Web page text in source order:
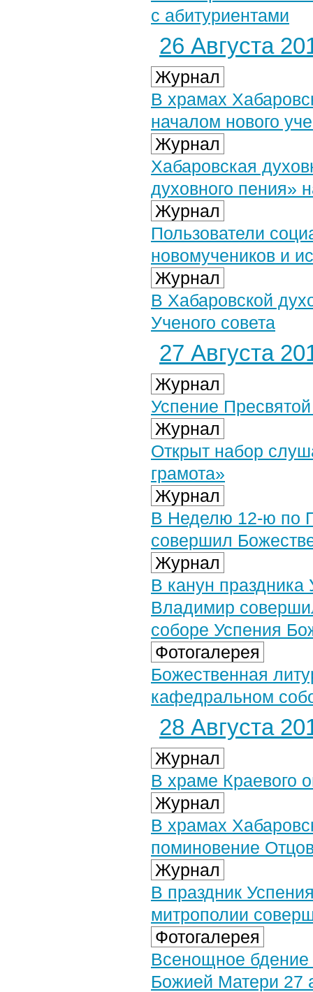
с абитуриентами
26 Августа
Журнал
В храмах
началом нового
Журнал
Хабаровская
духовного пения»
Журнал
Пользователи
новомучеников и
Журнал
В Хабаровской
Ученого совета
27 Августа
Журнал
Успение
Журнал
Открыт набор
грамота»
Журнал
В Неделю 12-ю по
совершил
Журнал
В канун
Владимир
соборе Успения
Фотогалерея
Божественная
кафедральном
28 Августа
Журнал
В храме Краевого
Журнал
В храмах
поминовение
Журнал
В праздник
митрополии
Фотогалерея
Всенощное бдение
Божией Матери 27